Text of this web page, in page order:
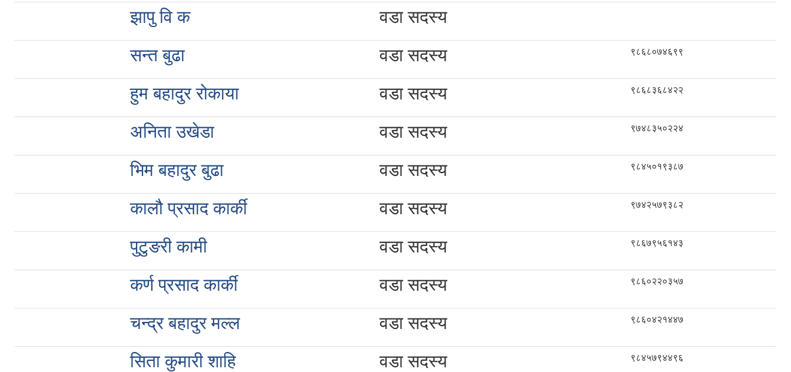
झापु वि क
वडा सदस्य
सन्त बुढा
वडा सदस्य ९८६८०७४६९९
हुम बहादुर रोकाया वडा सदस्य ९८६८३६८४२२
अनिता उखेडा वडा सदस्य ९७४८३५०२२४
भिम बहादुर बुढा वडा सदस्य ९८४५०१९३८७
कालौ प्रसाद कार्की वडा सदस्य ९७४२५७९३८२
पुटुङरी कामी वडा सदस्य ९८६७९५६१४३
कर्ण प्रसाद कार्की वडा सदस्य ९८६०२२०३५७
चन्द्र बहादुर मल्ल वडा सदस्य ९८६०४२१४४७
सिता कुमारी शाहि वडा सदस्य ९८४५७९४४९६